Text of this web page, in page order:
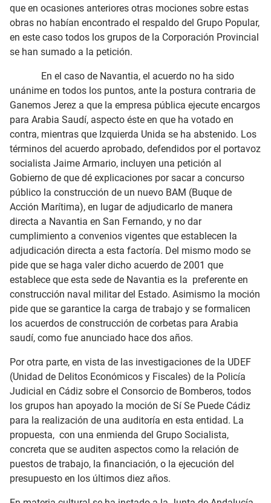
que en ocasiones anteriores otras mociones sobre estas
obras no habían encontrado el respaldo del Grupo Popular,
en este caso todos los grupos de la Corporación Provincial
se han sumado a la petición.
En el caso de Navantia, el acuerdo no ha sido
unánime en todos los puntos, ante la postura contraria de
Ganemos Jerez a que la empresa pública ejecute encargos
para Arabia Saudí, aspecto éste en que ha votado en
contra, mientras que Izquierda Unida se ha abstenido. Los
términos del acuerdo aprobado, defendidos por el portavoz
socialista Jaime Armario, incluyen una petición al
Gobierno de que dé explicaciones por sacar a concurso
público la construcción de un nuevo BAM (Buque de
Acción Marítima), en lugar de adjudicarlo de manera
directa a Navantia en San Fernando, y no dar
cumplimiento a convenios vigentes que establecen la
adjudicación directa a esta factoría. Del mismo modo se
pide que se haga valer dicho acuerdo de 2001 que
establece que esta sede de Navantia es la preferente en
construcción naval militar del Estado. Asimismo la moción
pide que se garantice la carga de trabajo y se formalicen
los acuerdos de construcción de corbetas para Arabia
saudí, como fue anunciado hace dos años.
Por otra parte, en vista de las investigaciones de la UDEF
(Unidad de Delitos Económicos y Fiscales) de la Policía
Judicial en Cádiz sobre el Consorcio de Bomberos, todos
los grupos han apoyado la moción de Sí Se Puede Cádiz
para la realización de una auditoría en esta entidad. La
propuesta, con una enmienda del Grupo Socialista,
concreta que se auditen aspectos como la relación de
puestos de trabajo, la financiación, o la ejecución del
presupuesto en los últimos diez años.